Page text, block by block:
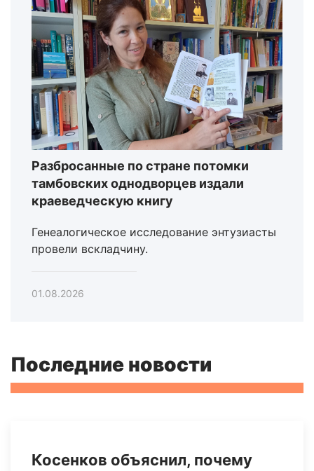
Разбросанные по стране потомки
тамбовских однодворцев издали
краеведческую книгу
Генеалогическое исследование энтузиасты
провели вскладчину.
01.08.2026
Последние новости
Косенков объяснил, почему